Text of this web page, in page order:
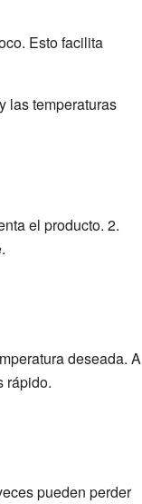
Esto facilita
las temperaturas
el producto. 2.
deseada. A
rápido.
pueden perder